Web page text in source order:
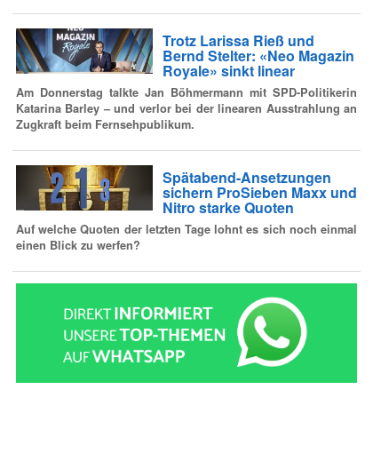
Trotz Larissa Rieß und
Bernd Stelter: «Neo Magazin
Royale» sinkt linear
Am Donnerstag talkte Jan Böhmermann mit SPD-Politikerin
Katarina Barley – und verlor bei der linearen Ausstrahlung an
Zugkraft beim Fernsehpublikum.
Spätabend-Ansetzungen
sichern ProSieben Maxx und
Nitro starke Quoten
Auf welche Quoten der letzten Tage lohnt es sich noch einmal
einen Blick zu werfen?